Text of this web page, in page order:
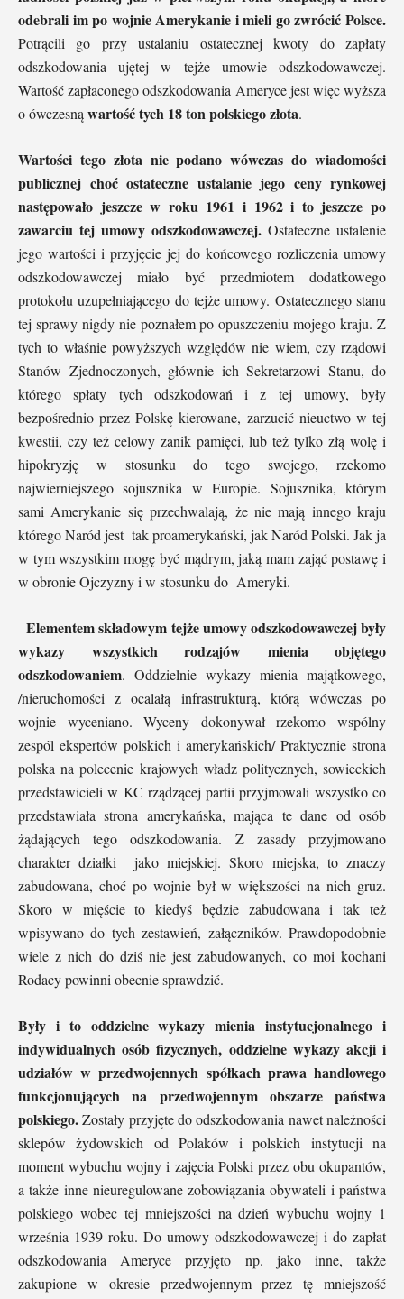
odebrali im po wojnie Amerykanie i mieli go zwrócić Polsce.
Potrącili go przy ustalaniu ostatecznej kwoty do zapłaty
odszkodowania ujętej w tejże umowie odszkodowawczej.
Wartość zapłaconego odszkodowania Ameryce jest więc wyższa
o ówczesnąwartość tych 18 ton polskiego złota.
Wartości tego złota nie podano wówczas do wiadomości
publicznej choć ostateczne ustalanie jego ceny rynkowej
następowało jeszcze w roku 1961 i 1962 i to jeszcze po
zawarciu tej umowy odszkodowawczej. Ostateczne ustalenie
jego wartości i przyjęcie jej do końcowego rozliczenia umowy
odszkodowawczej miało być przedmiotem dodatkowego
protokołu uzupełniającego do tejże umowy. Ostatecznego stanu
tej sprawy nigdy nie poznałem po opuszczeniu mojego kraju. Z
tych to właśnie powyższych względów nie wiem, czy rządowi
Stanów Zjednoczonych, głównie ich Sekretarzowi Stanu, do
którego spłaty tych odszkodowań i z tej umowy, były
bezpośrednio przez Polskę kierowane, zarzucić nieuctwo w tej
kwestii, czy też celowy zanik pamięci, lub też tylko złą wolę i
hipokryzję w stosunku do tego swojego, rzekomo
najwierniejszego sojusznika w Europie. Sojusznika, którym
sami Amerykanie się przechwalają, że nie mają innego kraju
którego Naród jest tak proamerykański, jak Naród Polski. Jak ja
w tym wszystkim mogę być mądrym, jaką mam zająć postawę i
w obronie Ojczyzny i w stosunku do Ameryki.
Elementem składowym tejże umowy odszkodowawczej były
wykazy wszystkich rodzajów mienia objętego
odszkodowaniem. Oddzielnie wykazy mienia majątkowego,
/nieruchomości z ocalałą infrastrukturą, którą wówczas po
wojnie wyceniano. Wyceny dokonywał rzekomo wspólny
zespól ekspertów polskich i amerykańskich/ Praktycznie strona
polska na polecenie krajowych władz politycznych, sowieckich
przedstawicieli w KC rządzącej partii przyjmowali wszystko co
przedstawiała strona amerykańska, mająca te dane od osób
żądających tego odszkodowania. Z zasady przyjmowano
charakter działki jako miejskiej. Skoro miejska, to znaczy
zabudowana, choć po wojnie był w większości na nich gruz.
Skoro w mięście to kiedyś będzie zabudowana i tak też
wpisywano do tych zestawień, załączników. Prawdopodobnie
wiele z nich do dziś nie jest zabudowanych, co moi kochani
Rodacy powinni obecnie sprawdzić.
Były i to oddzielne wykazy mienia instytucjonalnego i
indywidualnych osób fizycznych, oddzielne wykazy akcji i
udziałów w przedwojennych spółkach prawa handlowego
funkcjonujących na przedwojennym obszarze państwa
polskiego.Zostały przyjęte do odszkodowania nawet należności
sklepów żydowskich od Polaków i polskich instytucji na
moment wybuchu wojny i zajęcia Polski przez obu okupantów,
a także inne nieuregulowane zobowiązania obywateli i państwa
polskiego wobec tej mniejszości na dzień wybuchu wojny 1
września 1939 roku. Do umowy odszkodowawczej i do zapłat
odszkodowania Ameryce przyjęto np. jako inne, także
zakupione w okresie przedwojennym przez tę mniejszość